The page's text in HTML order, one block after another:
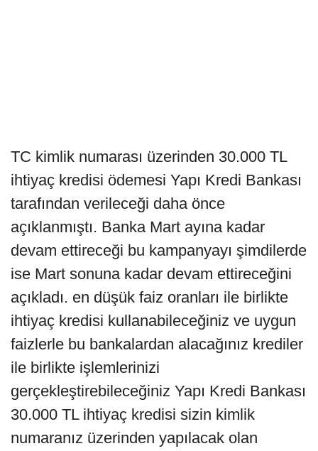
TC kimlik numarası üzerinden 30.000 TL
ihtiyaç kredisi ödemesi Yapı Kredi Bankası
tarafından verileceği daha önce
açıklanmıştı. Banka Mart ayına kadar
devam ettireceği bu kampanyayı şimdilerde
ise Mart sonuna kadar devam ettireceğini
açıkladı. en düşük faiz oranları ile birlikte
ihtiyaç kredisi kullanabileceğiniz ve uygun
faizlerle bu bankalardan alacağınız krediler
ile birlikte işlemlerinizi
gerçekleştirebileceğiniz Yapı Kredi Bankası
30.000 TL ihtiyaç kredisi sizin kimlik
numaranız üzerinden yapılacak olan